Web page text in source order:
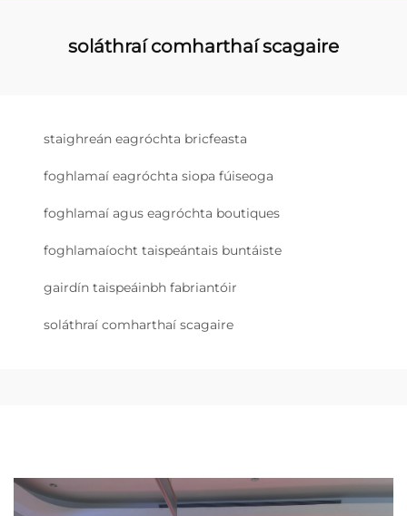
soláthraí comharthaí scagaire
staighreán eagróchta bricfeasta
foghlamaí eagróchta siopa fúiseoga
foghlamaí agus eagróchta boutiques
foghlamaíocht taispeántais buntáiste
gairdín taispeáinbh fabriantóir
soláthraí comharthaí scagaire